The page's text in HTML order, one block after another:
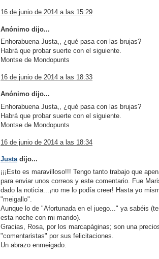
16 de junio de 2014 a las 15:29
Anónimo dijo...
Enhorabuena Justa,, ¿qué pasa con las brujas?
Habrá que probar suerte con el siguiente.
Montse de Mondopunts
16 de junio de 2014 a las 18:33
Anónimo dijo...
Enhorabuena Justa,, ¿qué pasa con las brujas?
Habrá que probar suerte con el siguiente.
Montse de Mondopunts
16 de junio de 2014 a las 18:34
Justadijo...
¡¡¡Esto es maravilloso!!! Tengo tanto trabajo que
para enviar unos correos y este comentario. Fue
dado la noticia...¡no me lo podía creer! Hasta yo
"meigallo".
Aunque lo de "Afortunada en el juego..." ya sabéis
esta noche con mi marido).
Gracias, Rosa, por los marcapáginas; son una
"comentaristas" por sus felicitaciones.
Un abrazo enmeigado.